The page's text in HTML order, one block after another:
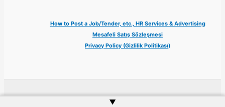
How to Post a Job/Tender, etc., HR Services & Advertising
Mesafeli Satış Sözleşmesi
Privacy Policy (Gizlilik Politikası)
Copyright © 2026 Jobs Turkey Istanbul IT Tech UN NGO Remote Turkish Embassy
▲